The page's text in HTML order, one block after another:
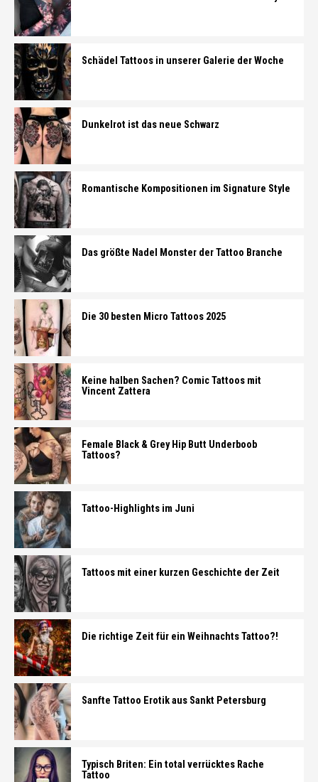
Schädel Tattoos in unserer Galerie der Woche
Dunkelrot ist das neue Schwarz
Romantische Kompositionen im Signature Style
Das größte Nadel Monster der Tattoo Branche
Die 30 besten Micro Tattoos 2025
Keine halben Sachen? Comic Tattoos mit
Vincent Zattera
Female Black & Grey Hip Butt Underboob
Tattoos?
Tattoo-Highlights im Juni
Tattoos mit einer kurzen Geschichte der Zeit
Die richtige Zeit für ein Weihnachts Tattoo?!
Sanfte Tattoo Erotik aus Sankt Petersburg
Typisch Briten: Ein total verrücktes Rache
Tattoo